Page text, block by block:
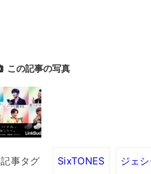
この記事の写真
記事タグ SixTONES ジェ